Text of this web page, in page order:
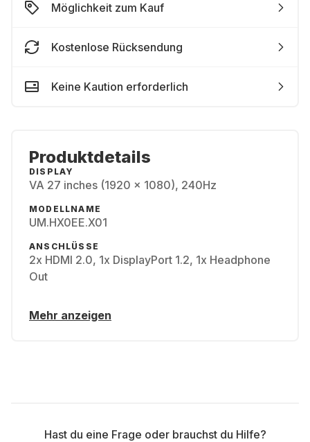
Möglichkeit zum Kauf
Kostenlose Rücksendung
Keine Kaution erforderlich
Produktdetails
DISPLAY
VA 27 inches (1920 x 1080), 240Hz
MODELLNAME
UM.HX0EE.X01
ANSCHLÜSSE
2x HDMI 2.0, 1x DisplayPort 1.2, 1x Headphone
Out
Mehr anzeigen
Hast du eine Frage oder brauchst du Hilfe?